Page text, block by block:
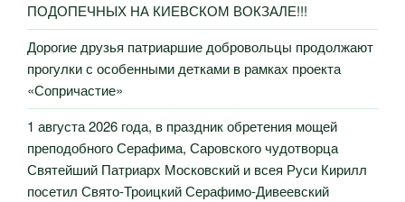
ПОДОПЕЧНЫХ НА КИЕВСКОМ ВОКЗАЛЕ!!!
Дорогие друзья патриаршие добровольцы продолжают
прогулки с особенными детками в рамках проекта
«Сопричастие»
1 августа 2026 года, в праздник обретения мощей
преподобного Серафима, Саровского чудотворца
Святейший Патриарх Московский и всея Руси Кирилл
посетил Свято-Троицкий Серафимо-Дивеевский